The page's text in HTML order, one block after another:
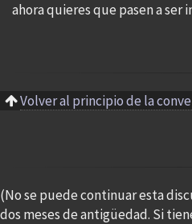
ahora quieres que pasen a ser
Volver al principio de la
(No se puede continuar esta
dos meses de antigüedad. Si